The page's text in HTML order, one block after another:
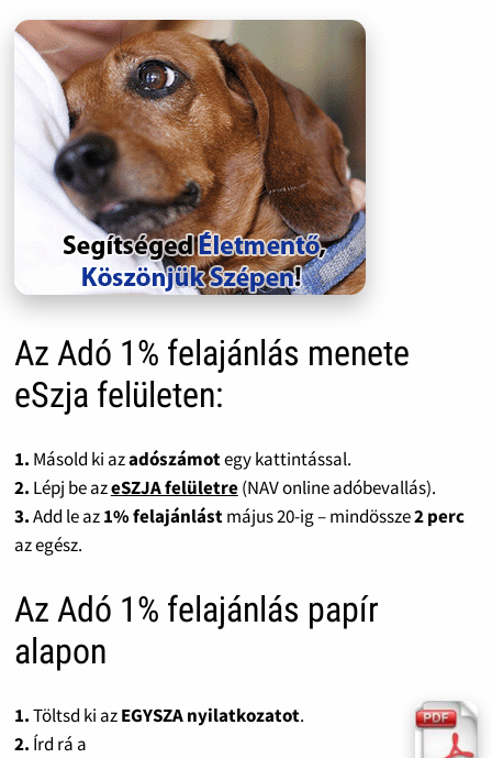
Az Adó 1% felajánlás menete
eSzja felületen:
1. Másold ki azadószámotegy kattintással.
2. Lépj be azeSZJA felületre(NAV online adóbevallás).
3.Add le az1% felajánlástmájus 20-ig – mindössze2 perc
az egész.
Az Adó 1% felajánlás papír
alapon
1.Töltsd ki azEGYSZA nyilatkozatot.
2. Írd rá a